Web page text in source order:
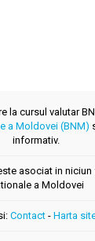
la cursul valutar
a Moldovei (BNM)
informativ.
asociat in
a Moldovei
Contact - Harta